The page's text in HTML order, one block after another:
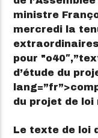
ministre
mercredi la
extraordinaires
pour
o
d’étude du
lang=”fr”>
du projet de loi
Le texte de loi